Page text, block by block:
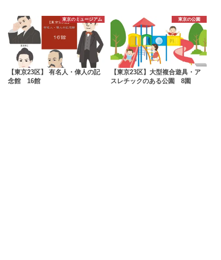
東京のミュージアム
【東京23区】 有名人・偉人の記
念館 16館
東京の公園
【東京23区】大型複合遊具・ア
スレチックのある公園 8園